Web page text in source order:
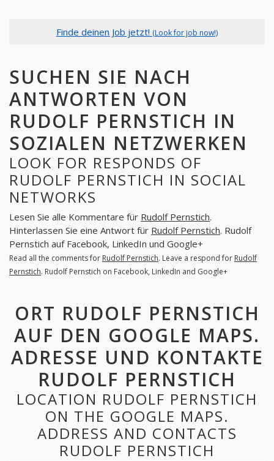
Finde deinen Job jetzt! (Look for job now!)
SUCHEN SIE NACH
ANTWORTEN VON
RUDOLF PERNSTICH IN
SOZIALEN NETZWERKEN
LOOK FOR RESPONDS OF
RUDOLF PERNSTICH IN SOCIAL
NETWORKS
Lesen Sie alle Kommentare für Rudolf Pernstich.
Hinterlassen Sie eine Antwort für Rudolf Pernstich. Rudolf
Pernstich auf Facebook, LinkedIn und Google+
Read all the comments for Rudolf Pernstich. Leave a respond for Rudolf
Pernstich. Rudolf Pernstich on Facebook, LinkedIn and Google+
ORT RUDOLF PERNSTICH
AUF DEN GOOGLE MAPS.
ADRESSE UND KONTAKTE
RUDOLF PERNSTICH
LOCATION RUDOLF PERNSTICH
ON THE GOOGLE MAPS.
ADDRESS AND CONTACTS
RUDOLF PERNSTICH